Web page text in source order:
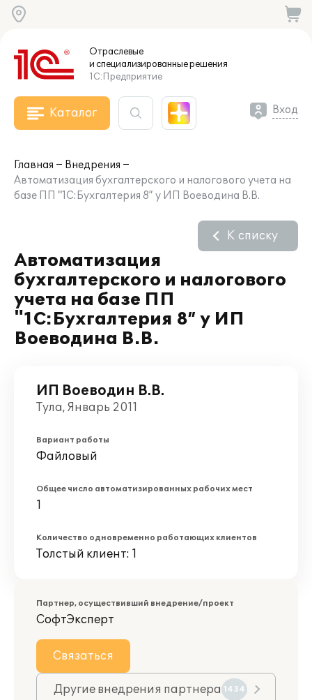
Отраслевые
и специализированныерешения
1С:Предприятие
Каталог Вход
Главная
Внедрения
Автоматизация бухгалтерского и налогового учета на
базе ПП "1С:Бухгалтерия 8” у ИП Воеводина В.В.
Автоматизация
бухгалтерского и налогового
учета на базе ПП
"1С:Бухгалтерия 8” у ИП
Воеводина В.В.
К списку
ИП Воеводин В.В.
Тула, Январь 2011
Вариант работы
Файловый
Общее число автоматизированных рабочих мест
1
Количество одновременно работающих клиентов
Толстый клиент: 1
Партнер, осуществивший внедрение/проект
СофтЭксперт
Связаться
Другие внедрения партнера 1434